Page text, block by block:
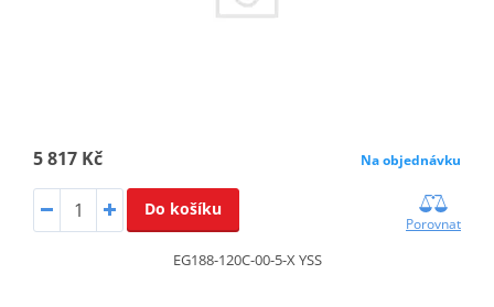
5 817 Kč Na objednávku
Do košíku
Porovnat
EG188-120C-00-5-X YSS